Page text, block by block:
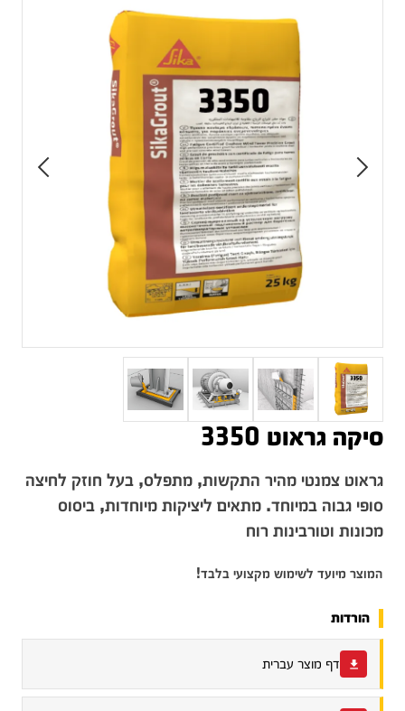
סיקה גראוט 3350
גראוט צמנטי מהיר התקשות, מתפלס, בעל חוזק לחיצה
סופי גבוה במיוחד. מתאים ליציקות מיוחדות, ביסוס
מכונות וטורבינות רוח
המוצר מיועד לשימוש מקצועי בלבד!
הורדות
דף מוצר עברית